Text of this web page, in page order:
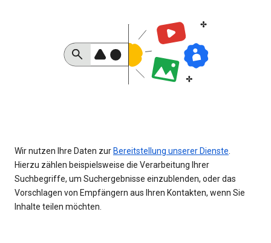
Wir nutzen Ihre Daten zur Bereitstellung unserer Dienste
Hierzu zählen beispielsweise die Verarbeitung Ihrer
Suchbegriffe, um Suchergebnisse einzublenden, oder das
Vorschlagen von Empfängern aus Ihren Kontakten, wenn Sie
Inhalte teilen möchten.